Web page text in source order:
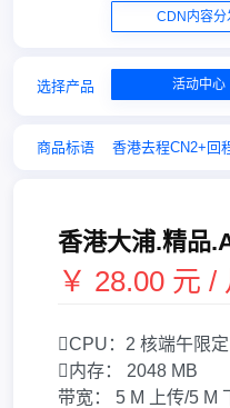
CDN内容分
选择产品 活动中心
商品标语 香港去程CN2+回
香港大浦.精品
￥ 28.00 元 /
CPU： 2 核端午限定
内存：
2048 MB
带宽：
5 M 上传/5 M